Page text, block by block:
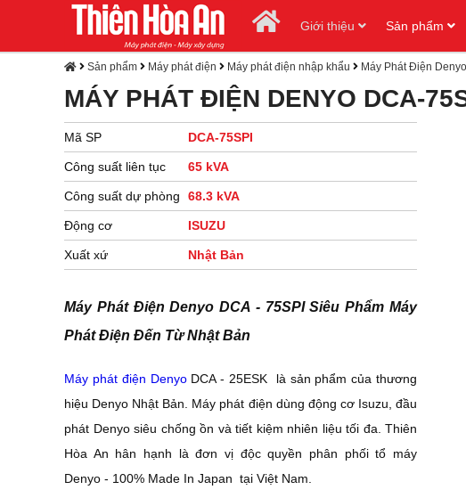
Giới thiệu Sản phẩm
Sản phẩm Máy phát điện Máy phát điện nhập khẩu Máy Phát Điện
MÁY PHÁT ĐIỆN DENYO DCA-
Mã SP DCA-75SPI
Công suất liên tục 65 kVA
Công suất dự phòng 68.3 kVA
Động cơ ISUZU
Xuất xứ Nhật Bản
Máy Phát Điện Denyo DCA - 75SPI Siêu Phẩm Máy
Phát Điện Đến Từ Nhật Bản
Máy phát điện DenyoDCA - 25ESK là sản phẩm của thương
hiệu Denyo Nhật Bản. Máy phát điện dùng động cơ Isuzu, đầu
phát Denyo siêu chống ồn và tiết kiệm nhiên liệu tối đa. Thiên
Hòa An hân hạnh là đơn vị độc quyền phân phối tổ máy
Denyo - 100% Made In Japan tại Việt Nam.